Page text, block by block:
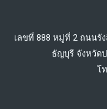
เลขที่ 888 หมู่ที่ 2 ถนนรั
ธัญบุรี จังหวัด
โ